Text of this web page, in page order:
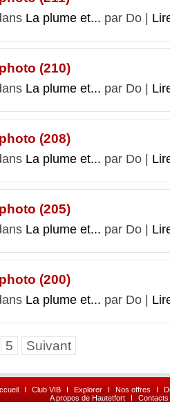
La plume et... par Do |
(210)
La plume et... par Do |
(208)
La plume et... par Do |
(205)
La plume et... par Do |
(200)
La plume et... par Do |
5 Suivant
I Club VIB I Explorer I Nos offres I
A propos de Hautetfort
I Contacts